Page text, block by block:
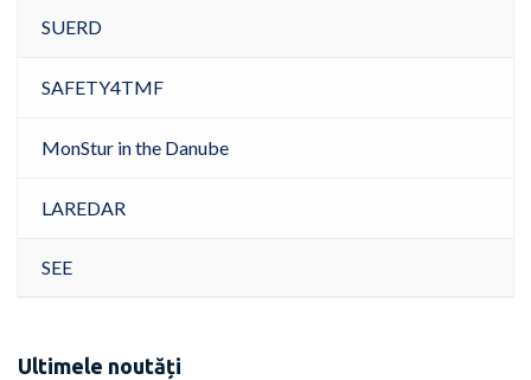
SUERD
SAFETY4TMF
MonStur in the Danube
LAREDAR
SEE
Ultimele noutăți